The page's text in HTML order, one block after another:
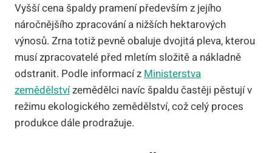
Vyšší cena špaldy pramení především z jejího
náročnějšího zpracování a nižších hektarových
výnosů. Zrna totiž pevně obaluje dvojitá pleva, kterou
musí zpracovatelé před mletím složitě a nákladně
odstranit. Podle informací zMinisterstva
zemědělstvízemědělci navíc špaldu častěji pěstují v
režimu ekologického zemědělství, což celý proces
produkce dále prodražuje.